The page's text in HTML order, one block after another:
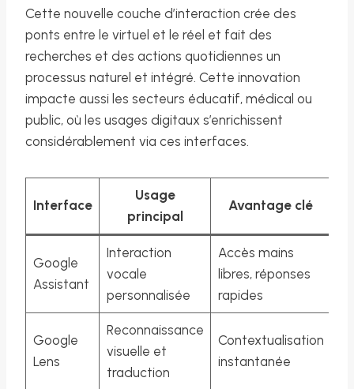
Cette nouvelle couche d’interaction crée des
ponts entre le virtuel et le réel et fait des
recherches et des actions quotidiennes un
processus naturel et intégré. Cette innovation
impacte aussi les secteurs éducatif, médical ou
public, où les usages digitaux s’enrichissent
considérablement via ces interfaces.
Interface
Usage
principal
Avantage clé
Google
Assistant
Interaction
vocale
personnalisée
Accès mains
libres, réponses
rapides
Google
Lens
Reconnaissance
visuelle et
traduction
Contextualisation
instantanée